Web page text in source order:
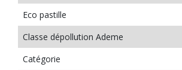
Eco pastille
Classe dépollution Ademe
Catégorie